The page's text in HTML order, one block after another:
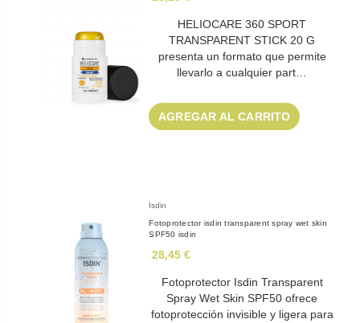
HELIOCARE 360 SPORT
TRANSPARENT STICK 20 G
presenta un formato que permite
llevarlo a cualquier part…
AGREGAR AL CARRITO
Isdin
Fotoprotector isdin transparent spray wet skin
SPF50 isdin
28,45 €
Fotoprotector Isdin Transparent
Spray Wet Skin SPF50 ofrece
fotoprotección invisible y ligera para